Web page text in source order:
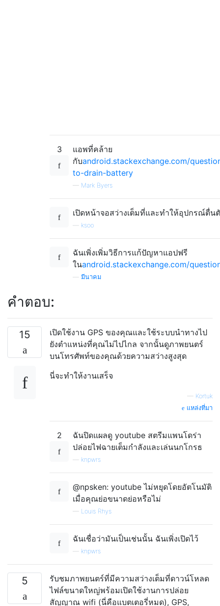
3
แอพที่คล้าย
กับandroid.stackexchange.com/
to-drain-battery
— Mark Byers
เปิดหน้าจอสว่างเต็มที่และทำให้อุปกรณ์ตื่น
ksoo
ฉันเพิ่งเพิ่มวิธีการแก้ปัญหาแอปฟรี
ในandroid.stackexchange.com/
มีนาคม
คำตอบ:
15
เปิดใช้งาน GPS ของคุณและใช้ระบบนำทางไป
ยังตำแหน่งที่คุณไม่ไปไกล จากนั้นดูภาพยนตร์
บนโทรศัพท์ของคุณด้วยความสว่างสูงสุด
นี่จะทำให้งานเสร็จ
— Kortuk
แหล่งที่มา
2
ฉันปิดแผลดู youtube สตรีมแพนโดร่า
ปล่อยไฟฉายเต็มกำลังและเล่นนกโกรธ
knpwrs
@npsken: youtube ไม่หยุดโดยอัตโนมัติ
เมื่อคุณย่อขนาดย่อหรือไม่
— Louis Rhys
ฉันเชื่อว่ามันเป็นเช่นนั้น ฉันเพิ่งเปิดไว้
knpwrs
5
รับชมภาพยนตร์ที่มีความสว่างเต็มที่ดาวน์โหลด
ไฟล์ขนาดใหญ่พร้อมเปิดใช้งานการปล่อย
สัญญาณ wifi (นี่คือแบตเตอรี่หมด), GPS,